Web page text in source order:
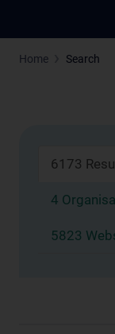
Home Search
6173
4
5823